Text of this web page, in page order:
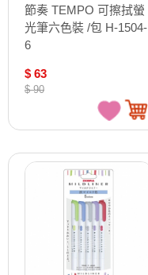
節奏 TEMPO 可擦拭螢
光筆六色裝 /包 H-1504-
6
$ 63
$ 90